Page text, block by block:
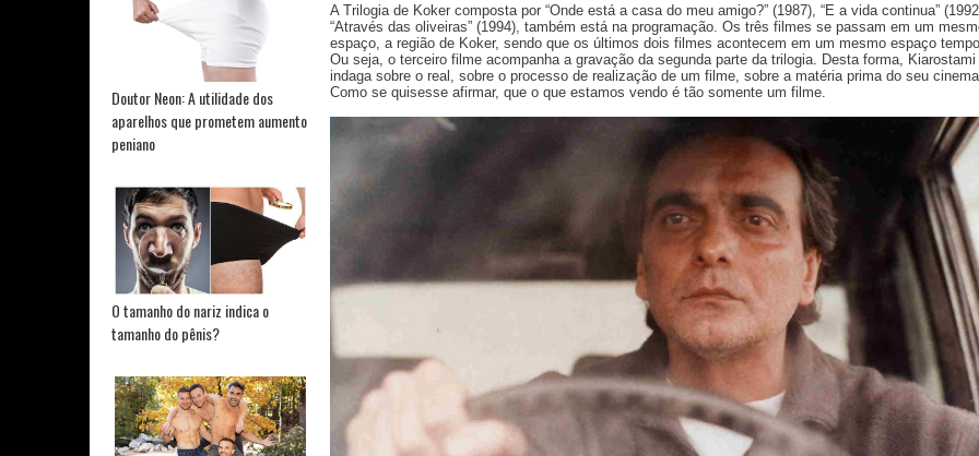
Doutor Neon: A utilidade dos
aparelhos que prometem aumento
peniano
O tamanho do nariz indica o
tamanho do pênis?
A Trilogia de Koker composta por “Onde está a casa do meu amigo?” (1987), “E a vida continua”
“Através das oliveiras” (1994), também está na programação. Os três filmes se passam em um
espaço, a região de Koker, sendo que os últimos dois filmes acontecem em um mesmo espaço
Ou seja, o terceiro filme acompanha a gravação da segunda parte da trilogia. Desta forma, Kiarostami
indaga sobre o real, sobre o processo de realização de um filme, sobre a matéria prima do seu
Como se quisesse afirmar, que o que estamos vendo é tão somente um filme.